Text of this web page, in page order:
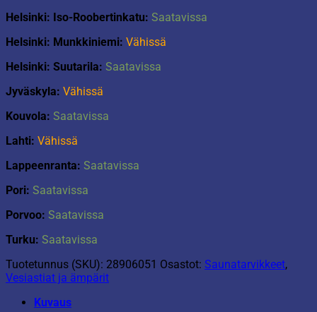
Helsinki: Iso-Roobertinkatu: Saatavissa
Helsinki: Munkkiniemi: Vähissä
Helsinki: Suutarila: Saatavissa
Jyväskyla: Vähissä
Kouvola: Saatavissa
Lahti: Vähissä
Lappeenranta: Saatavissa
Pori: Saatavissa
Porvoo: Saatavissa
Turku: Saatavissa
Tuotetunnus (SKU): 28906051 Osastot: Saunatarvikkeet,
Vesiastiat ja ämpärit
Kuvaus